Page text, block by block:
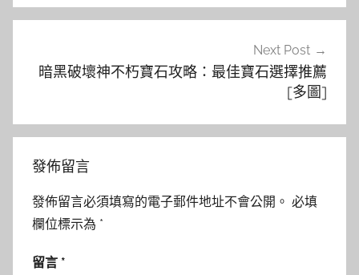
Next Post
暗黑破壞神不朽寶石攻略：最佳寶石選擇推薦
[多圖]
發佈留言
發佈留言必須填寫的電子郵件地址不會公開。 必填
欄位標示為 *
留言 *